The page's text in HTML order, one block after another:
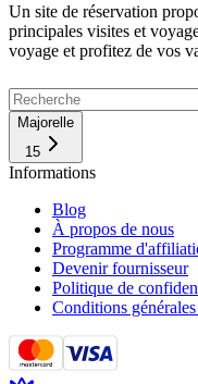
Un site de réservation
principales visites et
voyage et profitez de vos
Majorelle
15
Informations
Blog
À propos de nous
Programme
Devenir fournisseur
Politique de
Conditions